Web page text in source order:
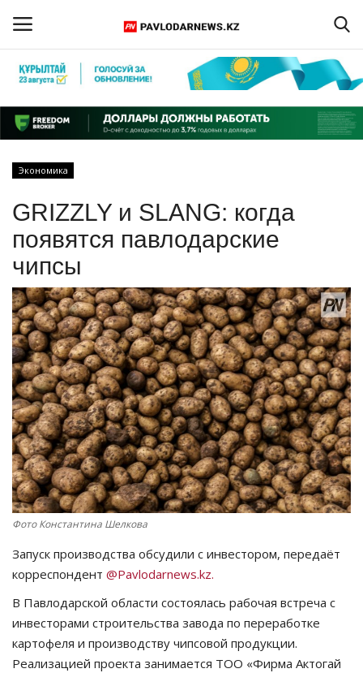
Регистрация
Главная
КАЗАХСТАН
МИР
СПЕЦПРОЕКТЫ
СПОРТ
Чек-лист
РАЗВЛЕЧЕНИЯ
OFFICIAL
Курултай
Язык
Қазақша Русский
Экономика
GRIZZLY и SLANG: когда
появятся павлодарские
чипсы
Фото Константина Шелкова
Запуск производства обсудили с инвестором, передаёт
корреспондент @Pavlodarnews.kz.
В Павлодарской области состоялась рабочая встреча с
инвесторами строительства завода по переработке
картофеля и производству чипсовой продукции.
Реализацией проекта занимается ТОО «Фирма Актогай